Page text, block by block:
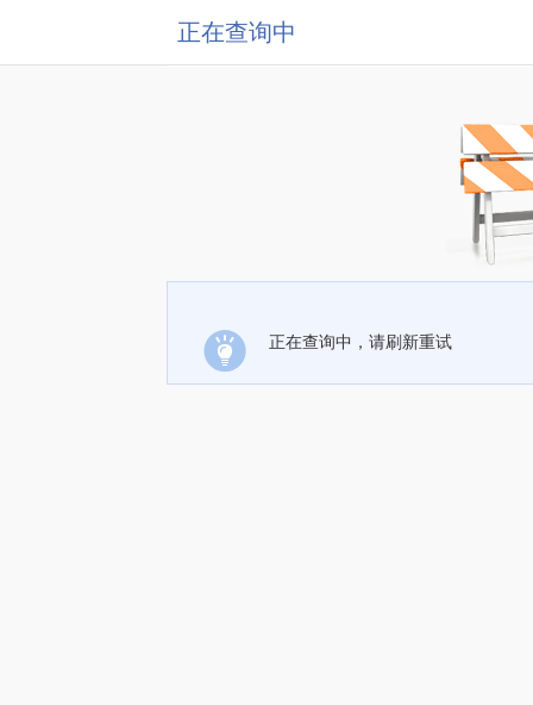
正在查询中
正在查询中，请刷新重试